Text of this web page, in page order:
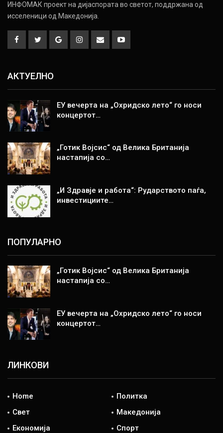
ИНФОМАК проект на дијаспората во светот, поддржана од
исселеници од Македонија.
АКТУЕЛНО
ЕУ вечерта на „Охридско лето“ го носи
концертот…
„Готик Војсис“ од Велика Британија
настапија со…
„И Здравје и работа“: Рударството паѓа,
инвестициите…
ПОПУЛАРНО
„Готик Војсис“ од Велика Британија
настапија со…
ЕУ вечерта на „Охридско лето“ го носи
концертот…
ЛИНКОВИ
Home
Политка
Свет
Македонија
Економија
Спорт